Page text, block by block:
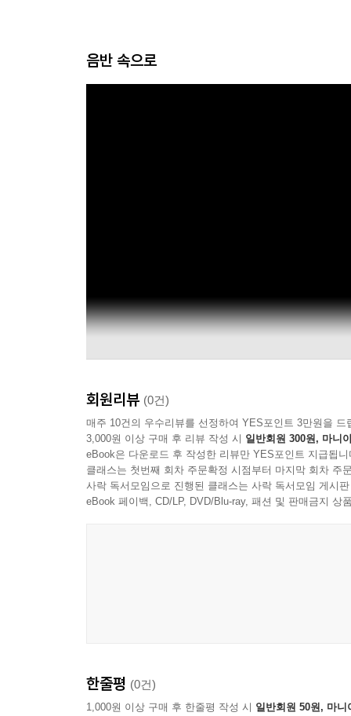
음반 속으로
회원리뷰 (0건)
매주 10건의 우수리뷰를 선정하여 YES포인트 3만원을 드
3,000원 이상 구매 후 리뷰 작성 시 일반회원 300원, 마니
eBook은 다운로드 후 작성한 리뷰만 YES포인트 지급됩니
클래스는 첫번째 회차 주문확정 시점부터 마지막 회차 주
사락 독서모임으로 진행된 클래스는 사락 독서모임 게시
eBook 페이백, CD/LP, DVD/Blu-ray, 패션 및 판매금지 상
한줄평 (0건)
1,000원 이상 구매 후 한줄평 작성 시 일반회원 50원, 마니